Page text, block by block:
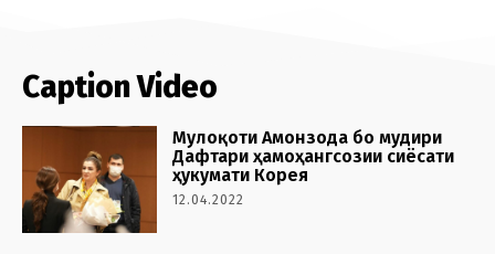
Caption Video
Мулоқоти Амонзода бо мудири
Дафтари ҳамоҳангсозии сиёсати
ҳукумати Корея
12.04.2022